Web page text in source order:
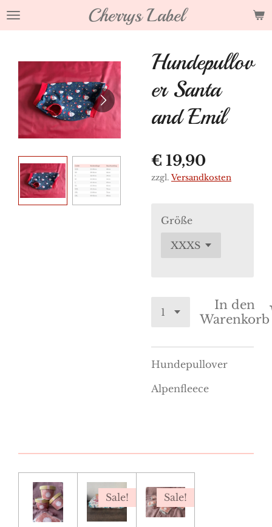
Zum
Cherrys Label
Hundepullov
er Santa
and Emil
€ 19,90
zzgl. Versandkosten
Größe
In den
Warenkorb
Hundepullover
Alpenfleece
Sale! Sale!